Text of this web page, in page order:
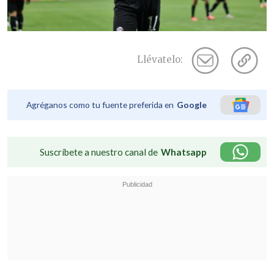
Llévatelo:
Agréganos como tu fuente preferida en Google
Suscríbete a nuestro canal de Whatsapp